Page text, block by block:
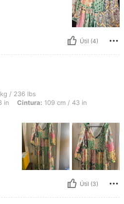
Útil (4)
148 cm / 58 in, Forma del cuerpo:
/ 236 lbs
in Cintura: 109 cm / 43 in
Útil (3)